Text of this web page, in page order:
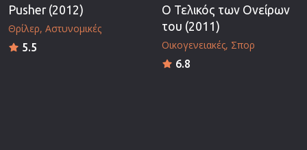
Pusher (2012)
Θρίλερ Αστυνομικές
5.5
Ο Τελικός των Ονείρων
του (2011)
Οικογενειακές Σπορ
6.8